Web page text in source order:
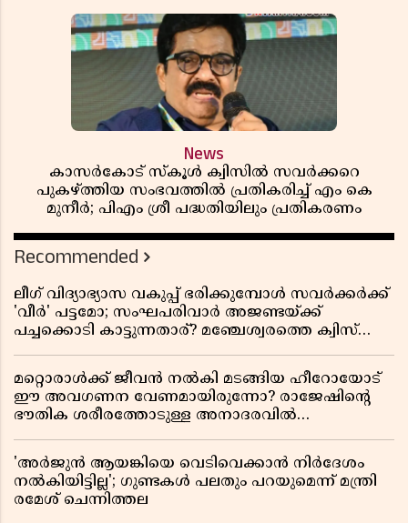
News
കാസർകോട് സ്കൂൾ ക്വിസിൽ സവർക്കറെ
പുകഴ്ത്തിയ സംഭവത്തിൽ പ്രതികരിച്ച് എം കെ
മുനീർ; പിഎം ശ്രീ പദ്ധതിയിലും പ്രതികരണം
Recommended
ലീഗ് വിദ്യാഭ്യാസ വകുപ്പ് ഭരിക്കുമ്പോൾ സവർക്കർക്ക്
'വീർ' പട്ടമോ; സംഘപരിവാർ അജണ്ടയ്ക്ക്
പച്ചക്കൊടി കാട്ടുന്നതാര്? മഞ്ചേശ്വരത്തെ ക്വിസ്
മറ്റൊരാൾക്ക് ജീവൻ നൽകി മടങ്ങിയ ഹീറോയോട്
ഈ അവഗണന വേണമായിരുന്നോ? രാജേഷിൻ്റെ
ഭൗതിക ശരീരത്തോടുള്ള അനാദരവിൽ
'അർജുൻ ആയങ്കിയെ വെടിവെക്കാൻ നിർദേശം
നൽകിയിട്ടില്ല'; ഗുണ്ടകൾ പലതും പറയുമെന്ന് മന്ത്രി
രമേശ് ചെന്നിത്തല